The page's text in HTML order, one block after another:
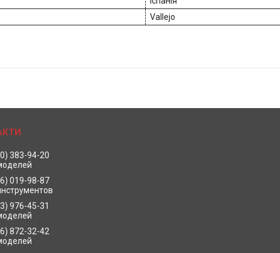
Vallejo
383-94-20
019-98-87
976-45-31
872-32-42